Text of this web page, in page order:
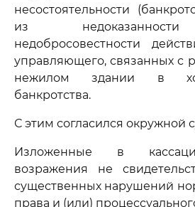
несостоятельности
из
недобросовестности
управляющего, связанных с
нежилом здании в
банкротства.
С этим согласился окружной
Изложенные в
возражения не
существенных нарушений
права и (или)